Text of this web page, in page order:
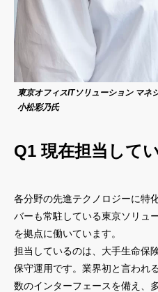
東京オフィスITソリューション マネ
小松彩乃氏
Q1 現在担当して
各分野の先進テクノロジーに特
バーも常駐している東京ソリュ
を拠点に働いています。
担当しているのは、大手生命保
保守運用です。業界初と言われ
数のインターフェースを備え、